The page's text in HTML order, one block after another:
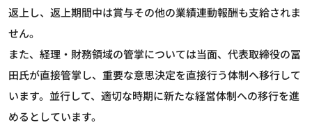
返上し、返上期間中は賞与その他の業績連動報酬も支給されま
せん。
また、経理・財務領域の管掌については当面、代表取締役の冨
田氏が直接管掌し、重要な意思決定を直接行う体制へ移行して
います。並行して、適切な時期に新たな経営体制への移行を進
めるとしています。